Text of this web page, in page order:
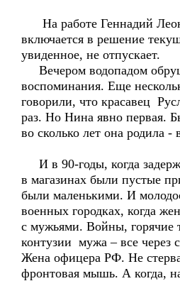
На работе Геннадий
включается в решение
увиденное, не отпускает.
Вечером водопадом
воспоминания. Еще
говорили, что красавец
раз. Но Нина явно первая.
во сколько лет она родила -
И в 90-годы, когда
в магазинах были пустые
были маленькими. И
военных городках, когда
с мужьями. Войны, горячие
контузии мужа – все через
Жена офицера РФ. Не
фронтовая мышь. А когда,